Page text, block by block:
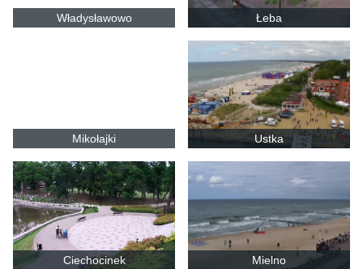
Władysławowo Łeba
Mikołajki Ustka
Ciechocinek Mielno